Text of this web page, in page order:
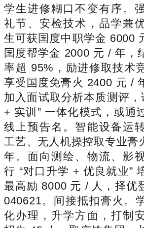
学生进修糊口不变有序。
礼节、安检技术，品学兼
生可获国度中职学金 6000
国度帮学金 2000 元 / 年，
率超 95%，励进修取技术
享受国度免膏火 2400 元 /
加入面试取分析本质测评，
+ 实训” 一体化模式，或通
线上预告名。智能设备运
工艺、无人机操控取专业膏
年。面向测绘、物流、影
行 “对口升学 + 优良就业”
最高励 8000 元 / 人，择优
040621。间接抵扣膏火。
化办理，升学方面，打制